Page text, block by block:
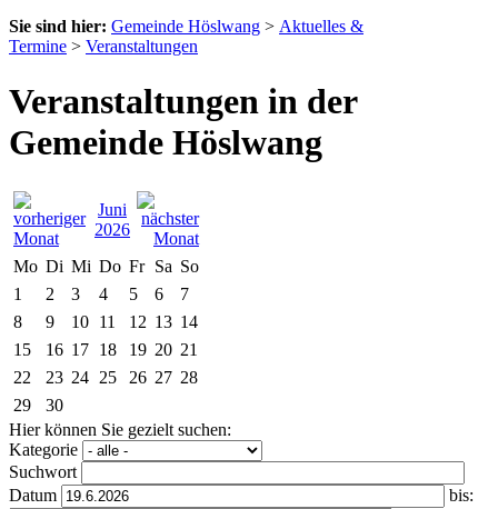
Sie sind hier: Gemeinde Höslwang > Aktuelles &
Termine > Veranstaltungen
Veranstaltungen in der
Gemeinde Höslwang
Juni
2026
Mo Di Mi Do Fr Sa So
1
2 3 4 5 6
7
8
9 10 11 12 13 14
15
16 17 18 19 20 21
22
23 24 25 26 27 28
29
30
Hier können Sie gezielt suchen:
Kategorie
Suchwort
Datum
bis: